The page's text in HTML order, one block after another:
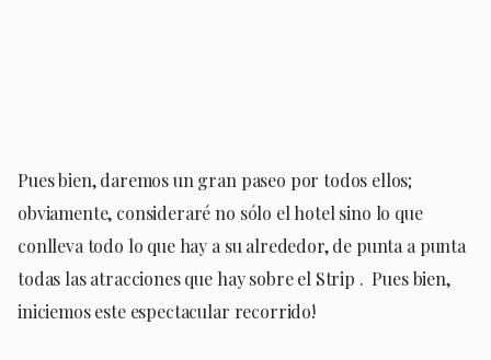
Pues bien, daremos un gran paseo por todos ellos;
obviamente, consideraré no sólo el hotel sino lo que
conlleva todo lo que hay a su alrededor, de punta a punta
todas las atracciones que hay sobre el Strip . Pues bien,
iniciemos este espectacular recorrido!